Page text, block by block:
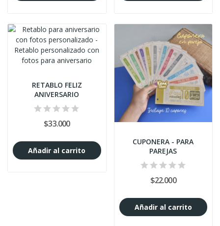
RETABLO FELIZ
ANIVERSARIO
$33.000
Añadir al carrito
CUPONERA - PARA
PAREJAS
$22.000
Añadir al carrito